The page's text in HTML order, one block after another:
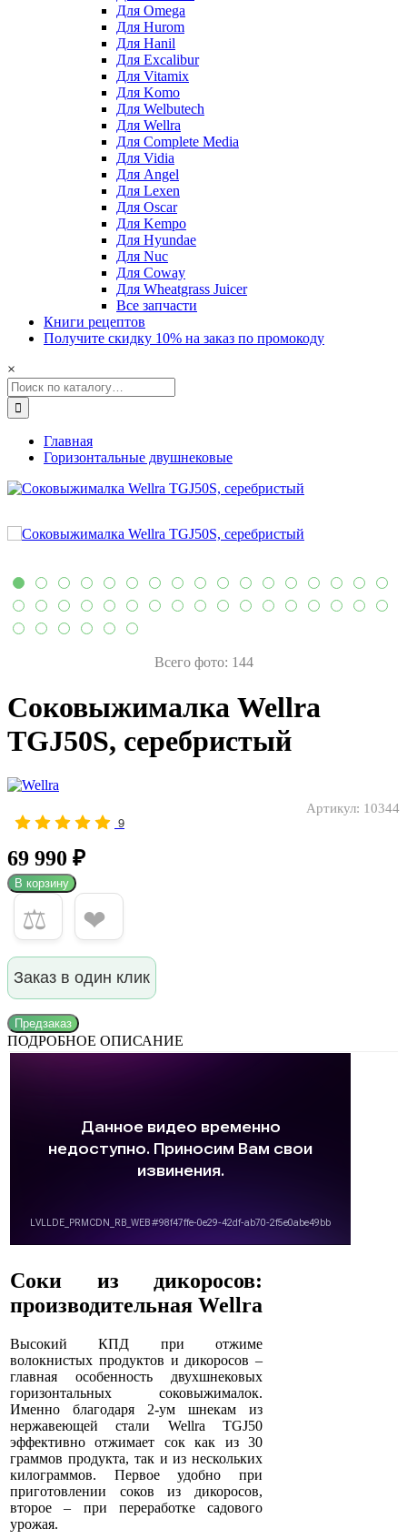
Для Omega
Для Hurom
Для Hanil
Для Excalibur
Для Vitamix
Для Komo
Для Welbutech
Для Wellra
Для Complete Media
Для Vidia
Для Angel
Для Lexen
Для Oscar
Для Kempo
Для Hyundae
Для Nuc
Для Coway
Для Wheatgrass Juicer
Все запчасти
Книги рецептов
Получите скидку 10% на заказ по промокоду
×
Главная
Горизонтальные двушнековые
Всего фото: 144
Соковыжималка Wellra
TGJ50S, серебристый
9
Артикул: 10344
69 990 ₽
В корзину
⚖ ❤
Заказ в один клик
Предзаказ
ПОДРОБНОЕ ОПИСАНИЕ
Соки из дикоросов:
производительная Wellra
Высокий КПД при отжиме
волокнистых продуктов и дикоросов –
главная особенность двухшнековых
горизонтальных соковыжималок.
Именно благодаря 2-ум шнекам из
нержавеющей стали Wellra TGJ50
эффективно отжимает сок как из 30
граммов продукта, так и из нескольких
килограммов. Первое удобно при
приготовлении соков из дикоросов,
второе – при переработке садового
урожая.